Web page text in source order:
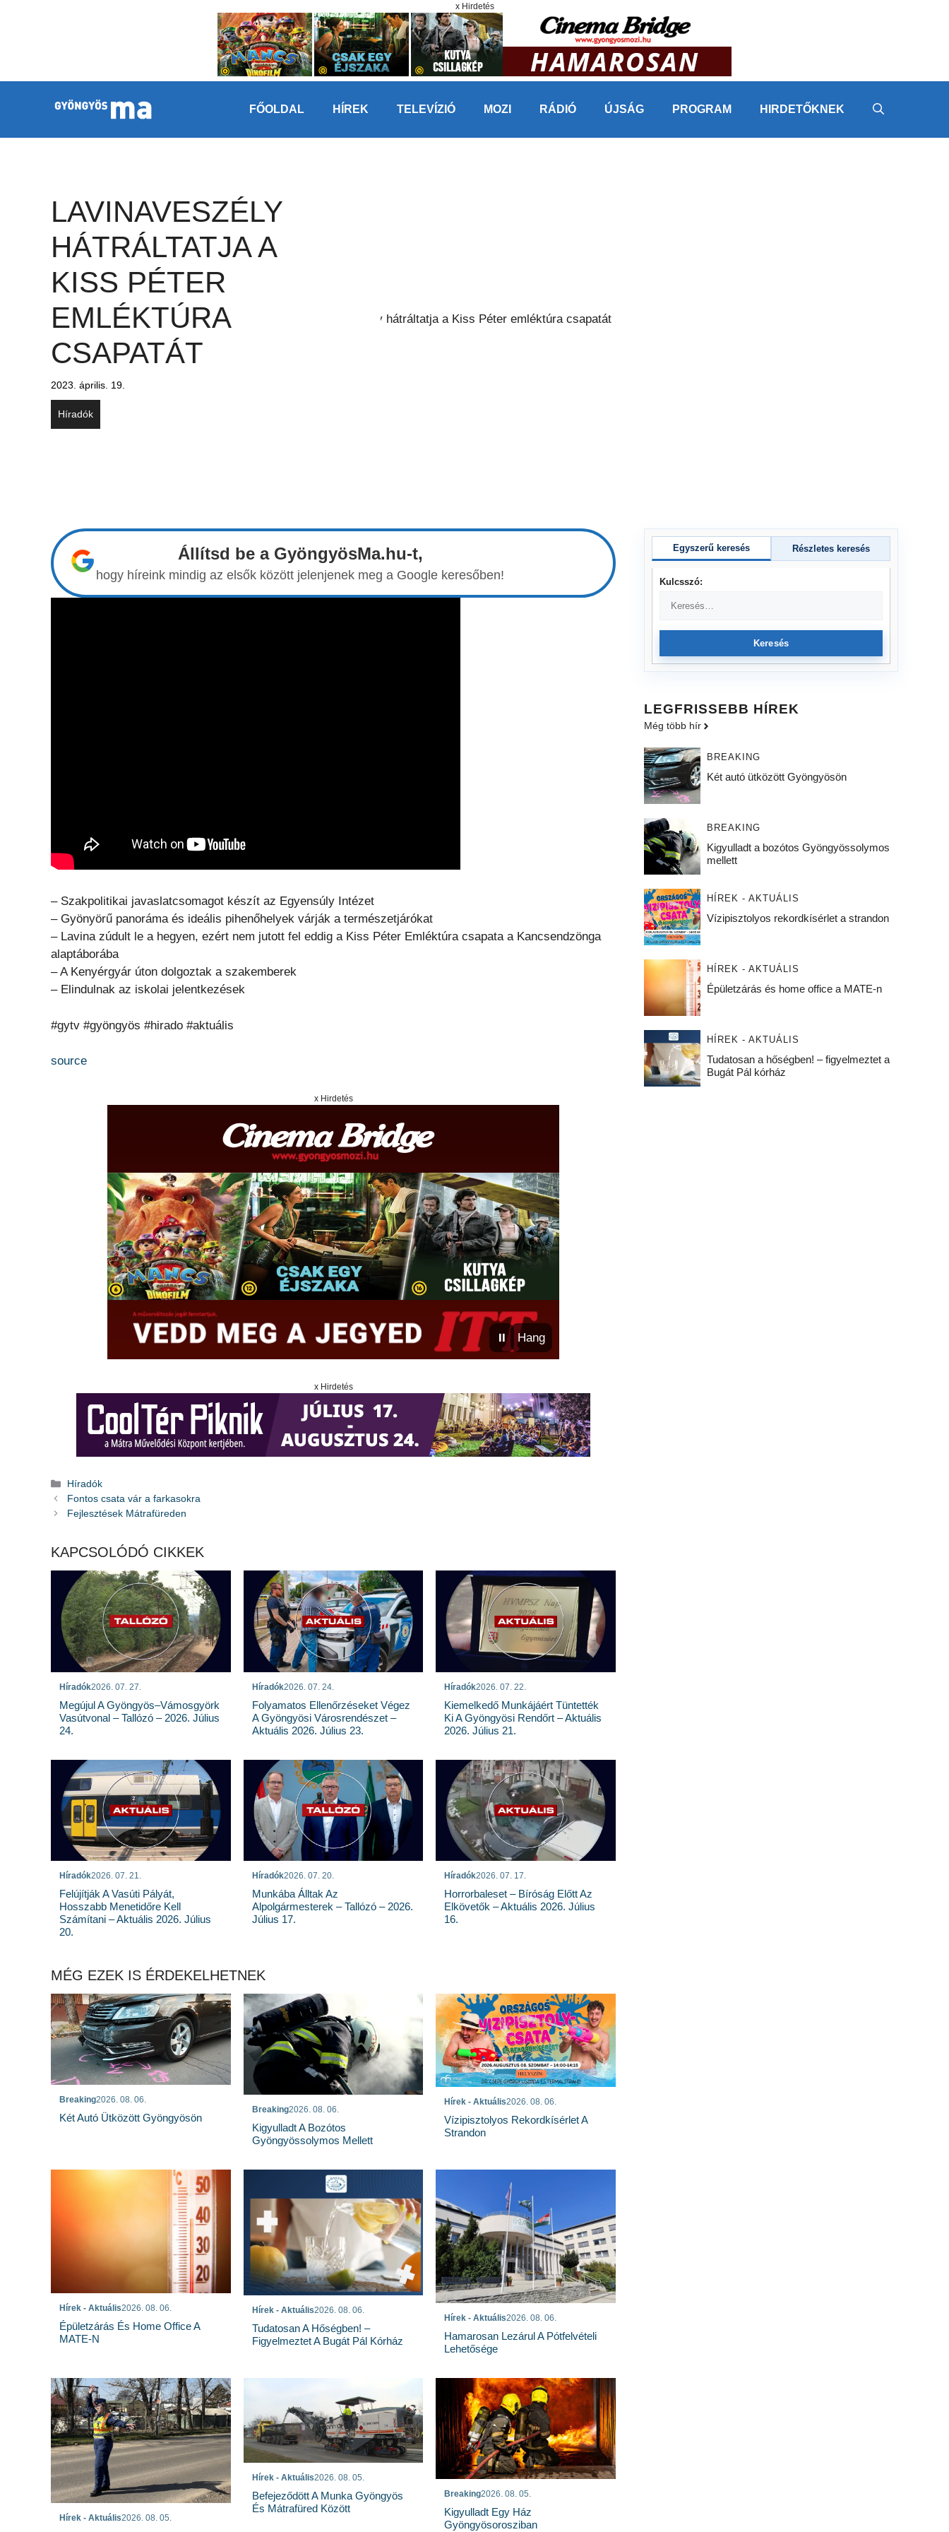
x Hirdetés
FŐOLDAL HÍREK TELEVÍZIÓ MOZI RÁDIÓ ÚJSÁG PROGRAM HIRDETŐKNEK
LAVINAVESZÉLY
HÁTRÁLTATJA A
KISS PÉTER
EMLÉKTÚRA
CSAPATÁT
2023. április. 19.
Híradók
Állítsd be a GyöngyösMa.hu-t,
hogy híreink mindig az elsők között jelenjenek meg a Google keresőben!
– Szakpolitikai javaslatcsomagot készít az Egyensúly Intézet
– Gyönyörű panoráma és ideális pihenőhelyek várják a természetjárókat
– Lavina zúdult le a hegyen, ezért nem jutott fel eddig a Kiss Péter Emléktúra csapata a Kancsendzönga
alaptáborába
– A Kenyérgyár úton dolgoztak a szakemberek
– Elindulnak az iskolai jelentkezések
#gytv #gyöngyös #hirado #aktuális
source
x Hirdetés
⏸ Hang
x Hirdetés
Kategória
Híradók
Fontos csata vár a farkasokra
Fejlesztések Mátrafüreden
KAPCSOLÓDÓ CIKKEK
Híradók2026. 07. 27.
Megújul A Gyöngyös–Vámosgyörk
Vasútvonal – Tallózó – 2026. Július
24.
Híradók2026. 07. 24.
Folyamatos Ellenőrzéseket Végez
A Gyöngyösi Városrendészet –
Aktuális 2026. Július 23.
Híradók2026. 07. 22.
Kiemelkedő Munkájáért Tüntették
Ki A Gyöngyösi Rendőrt – Aktuális
2026. Július 21.
Híradók2026. 07. 21.
Felújítják A Vasúti Pályát,
Hosszabb Menetidőre Kell
Számítani – Aktuális 2026. Július
20.
Híradók2026. 07. 20.
Munkába Álltak Az
Alpolgármesterek – Tallózó – 2026.
Július 17.
Híradók2026. 07. 17.
Horrorbaleset – Bíróság Előtt Az
Elkövetők – Aktuális 2026. Július
16.
MÉG EZEK IS ÉRDEKELHETNEK
Breaking2026. 08. 06.
Két Autó Ütközött Gyöngyösön
Breaking2026. 08. 06.
Kigyulladt A Bozótos
Gyöngyössolymos Mellett
Hírek - Aktuális2026. 08. 06.
Vízipisztolyos Rekordkísérlet A
Strandon
Hírek - Aktuális2026. 08. 06.
Épületzárás És Home Office A
MATE-N
Hírek - Aktuális2026. 08. 06.
Tudatosan A Hőségben! –
Figyelmeztet A Bugát Pál Kórház
Hírek - Aktuális2026. 08. 06.
Hamarosan Lezárul A Pótfelvételi
Lehetősége
Hírek - Aktuális2026. 08. 05.
Hírek - Aktuális2026. 08. 05.
Befejeződött A Munka Gyöngyös
És Mátrafüred Között
Breaking2026. 08. 05.
Kigyulladt Egy Ház
Gyöngyösorosziban
Egyszerű keresés Részletes keresés
Kulcsszó:
Keresés
LEGFRISSEBB HÍREK
Még több hír
BREAKING
Két autó ütközött Gyöngyösön
BREAKING
Kigyulladt a bozótos Gyöngyössolymos
mellett
HÍREK - AKTUÁLIS
Vízipisztolyos rekordkísérlet a strandon
HÍREK - AKTUÁLIS
Épületzárás és home office a MATE-n
HÍREK - AKTUÁLIS
Tudatosan a hőségben! – figyelmeztet a
Bugát Pál kórház